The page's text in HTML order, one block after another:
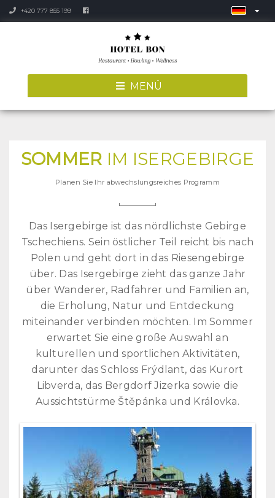
+420 777 855 199
MENÜ
SOMMER IM ISERGEBIRGE
Planen Sie Ihr abwechslungsreiches Programm
Das Isergebirge ist das nördlichste Gebirge
Tschechiens. Sein östlicher Teil reicht bis nach
Polen und geht dort in das Riesengebirge
über. Das Isergebirge zieht das ganze Jahr
über Wanderer, Radfahrer und Familien an,
die Erholung, Natur und Entdeckung
miteinander verbinden möchten. Im Sommer
erwartet Sie eine große Auswahl an
kulturellen und sportlichen Aktivitäten,
darunter das Schloss Frýdlant, das Kurort
Libverda, das Bergdorf Jizerka sowie die
Aussichtstürme Štěpánka und Královka.